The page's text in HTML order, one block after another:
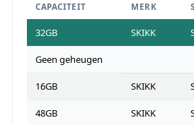
CAPACITEIT MERK
32GB SKIKK
Geen geheugen
16GB SKIKK
48GB SKIKK